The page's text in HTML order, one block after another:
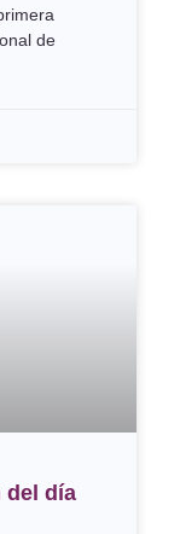
de
del día